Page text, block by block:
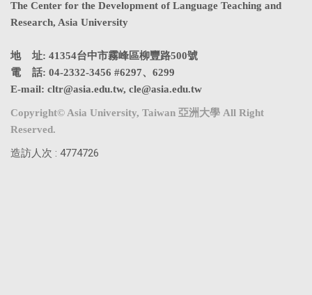
The Center for the Development of Language Teaching and
Research, Asia University
地 址: 41354台中市霧峰區柳豐路500號
電 話: 04-2332-3456 #6297、6299
E-mail: cltr@asia.edu.tw, cle@asia.edu.tw
Copyright© Asia University, Taiwan 亞洲大學 All Right
Reserved.
造訪人次 : 4774726